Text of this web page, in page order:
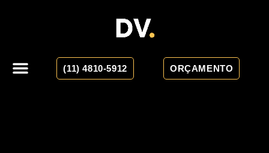
ORÇAMENTO
(11) 4810-5912